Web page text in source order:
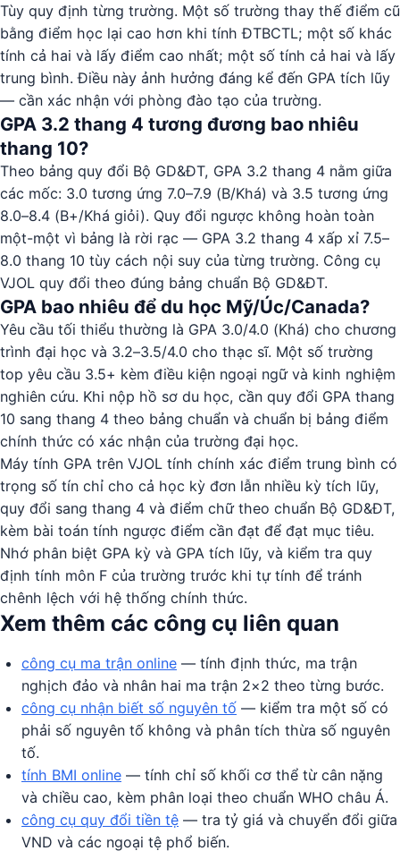
Tùy quy định từng trường. Một số trường thay thế điểm cũ
bằng điểm học lại cao hơn khi tính ĐTBCTL; một số khác
tính cả hai và lấy điểm cao nhất; một số tính cả hai và lấy
trung bình. Điều này ảnh hưởng đáng kể đến GPA tích lũy
— cần xác nhận với phòng đào tạo của trường.
GPA 3.2 thang 4 tương đương bao nhiêu
thang 10?
Theo bảng quy đổi Bộ GD&ĐT, GPA 3.2 thang 4 nằm giữa
các mốc: 3.0 tương ứng 7.0–7.9 (B/Khá) và 3.5 tương ứng
8.0–8.4 (B+/Khá giỏi). Quy đổi ngược không hoàn toàn
một-một vì bảng là rời rạc — GPA 3.2 thang 4 xấp xỉ 7.5–
8.0 thang 10 tùy cách nội suy của từng trường. Công cụ
VJOL quy đổi theo đúng bảng chuẩn Bộ GD&ĐT.
GPA bao nhiêu để du học Mỹ/Úc/Canada?
Yêu cầu tối thiểu thường là GPA 3.0/4.0 (Khá) cho chương
trình đại học và 3.2–3.5/4.0 cho thạc sĩ. Một số trường
top yêu cầu 3.5+ kèm điều kiện ngoại ngữ và kinh nghiệm
nghiên cứu. Khi nộp hồ sơ du học, cần quy đổi GPA thang
10 sang thang 4 theo bảng chuẩn và chuẩn bị bảng điểm
chính thức có xác nhận của trường đại học.
Máy tính GPA trên VJOL tính chính xác điểm trung bình có
trọng số tín chỉ cho cả học kỳ đơn lẫn nhiều kỳ tích lũy,
quy đổi sang thang 4 và điểm chữ theo chuẩn Bộ GD&ĐT,
kèm bài toán tính ngược điểm cần đạt để đạt mục tiêu.
Nhớ phân biệt GPA kỳ và GPA tích lũy, và kiểm tra quy
định tính môn F của trường trước khi tự tính để tránh
chênh lệch với hệ thống chính thức.
Xem thêm các công cụ liên quan
công cụ ma trận online — tính định thức, ma trận
nghịch đảo và nhân hai ma trận 2×2 theo từng bước.
công cụ nhận biết số nguyên tố — kiểm tra một số có
phải số nguyên tố không và phân tích thừa số nguyên
tố.
tính BMI online — tính chỉ số khối cơ thể từ cân nặng
và chiều cao, kèm phân loại theo chuẩn WHO châu Á.
công cụ quy đổi tiền tệ — tra tỷ giá và chuyển đổi giữa
VND và các ngoại tệ phổ biến.